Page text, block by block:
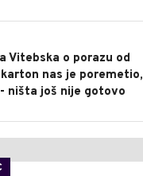
Vitebska o porazu od
nas je poremetio,
ništa još nije gotovo